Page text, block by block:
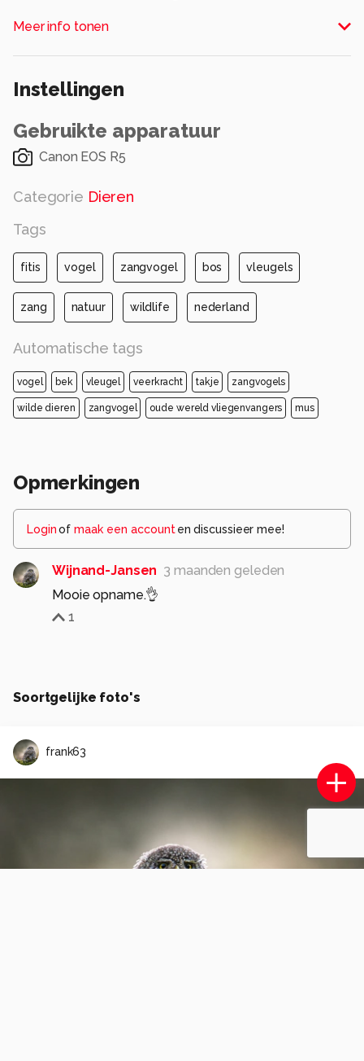
Costas Ganasos Photography ©️2026
Meer info tonen
Instellingen
Gebruikte apparatuur
Canon EOS R5
Categorie Dieren
Tags
fitis vogel zangvogel bos vleugels
zang natuur wildlife nederland
Automatische tags
vogel bek vleugel veerkracht takje zangvogels
wilde dieren zangvogel oude wereld vliegenvangers mus
Opmerkingen
Loginof maak een account en discussieer mee!
Wijnand-Jansen 3 maanden geleden
Mooie opname.👌
1
Soortgelijke foto's
frank63